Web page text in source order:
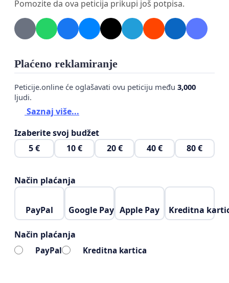
Pomozite da ova peticija prikupi još potpisa.
Plaćeno reklamiranje
Peticije.online će oglašavati ovu peticiju među 3,000
ljudi.
Saznaj više...
Izaberite svoj budžet
5 €
10 € 20 € 40 € 80 €
Način plaćanja
PayPal Google Pay Apple Pay Kreditna
Način plaćanja
PayPal Kreditna kartica